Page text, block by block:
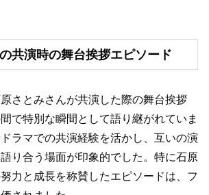
共演時の舞台挨拶エピソード
さとみさんが共演した際の舞台挨拶
で特別な瞬間として語り継がれていま
ラマでの共演経験を活かし、互いの演
り合う場面が印象的でした。特に石原
力と成長を称賛したエピソードは、フ